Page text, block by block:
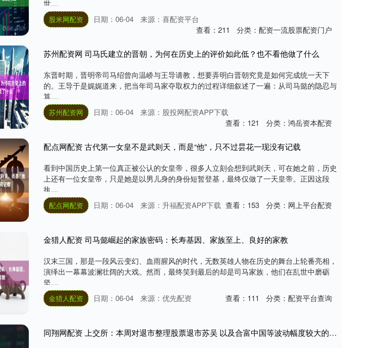
世....
股米网配资 日期：06-04
来源：喜配资平台
查看： 211 分类： 配资一流股票配资门户
苏州配资网 司马氏建立的晋朝，为何在历史上的评价如此低？也不看他做了什么
东晋时期，晋明帝司马绍曾向温峤与王导请教，想要弄明白晋朝究竟是如何完成统一天下
的。王导于是娓娓道来，把当年司马家夺取权力的过程详细叙述了一遍：从司马懿的隐忍与
算....
苏州配资网 日期：06-04
来源：股投网配资APP下载
查看： 121 分类： 鸿岳资本配资
配点网配资 古代第一女皇不是武则天，而是“他”，只不过昙花一现没有记载
看到中国历史上第一位真正被公认的女皇帝，很多人立刻会想到武则天，可在她之前，历史
上还有一位女皇帝，只是她是以男儿身的身份短暂登基，最终仅做了一天皇帝。正因这段
执....
配点网配资 日期：06-04 来源：升福配资APP下载 查看： 153 分类： 网上平台配资
金猎人配资 司马懿崛起的家族密码：长寿基因、家族至上、良好的家教
汉末三国，那是一段风云变幻、血雨腥风的时代，无数英雄人物在历史的舞台上轮番亮相，
演绎出一幕幕波澜壮阔的大戏。然而，最终笑到最后的却是司马家族，他们在乱世中磨砺
坚....
金猎人配资 日期：06-04 来源：优先配资 查看： 111 分类： 配资平台查询
同翔网配资 上交所：本周对退市整理股票退市苏吴 以及合富中国等波动幅度较大的股票进行重点监控